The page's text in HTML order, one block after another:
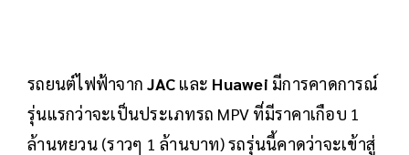
รถยนต์ไฟฟ้าจากJAC และ Huawei มีการคาดการณ์
รุ่นแรกว่าจะเป็นประเภทรถ MPV ที่มีราคาเกือบ 1
ล้านหยวน (ราวๆ 1 ล้านบาท) รถรุ่นนี้คาดว่าจะเข้าสู่